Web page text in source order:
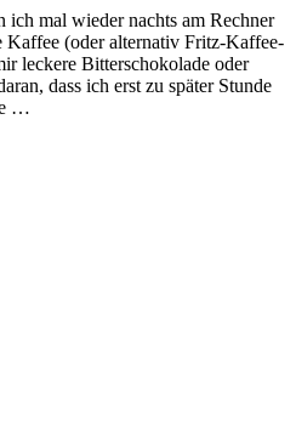
mal wieder nachts am Rechner
Kaffee (oder alternativ Fritz-Kaffee-
leckere Bitterschokolade oder
dass ich erst zu später Stunde
…